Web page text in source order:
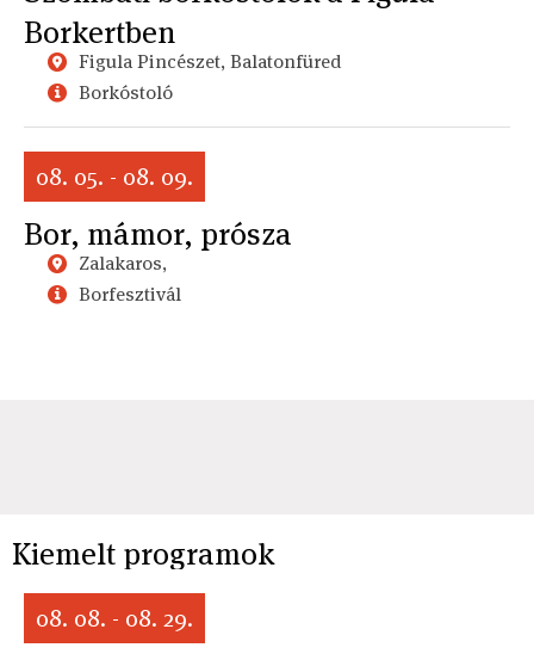
Borkertben
Figula Pincészet, Balatonfüred
Borkóstoló
08. 05. - 08. 09.
Bor, mámor, prósza
Zalakaros,
Borfesztivál
Kiemelt programok
08. 08. - 08. 29.